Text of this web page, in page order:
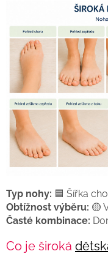
Typ nohy: 🟦 Šířka
Obtížnost výběru: 🟡
Časté kombinace:
Co je široká